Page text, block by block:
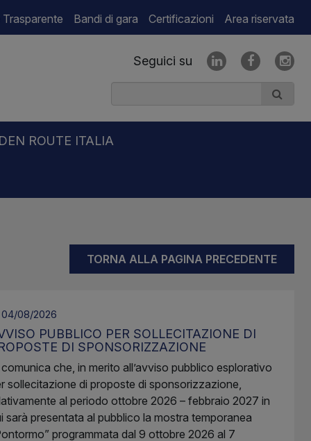
Bandi di gara Certificazioni Area riservata
Seguici su
ROUTE ITALIA
TORNA ALLA PAGINA PRECEDENTE
04/08/2026
PUBBLICO PER SOLLECITAZIONE DI
DI SPONSORIZZAZIONE
comunica che, in merito all’avviso pubblico esplorativo
sollecitazione di proposte di sponsorizzazione,
al periodo ottobre 2026 – febbraio 2027 in
sarà presentata al pubblico la mostra temporanea
programmata dal 9 ottobre 2026 al 7